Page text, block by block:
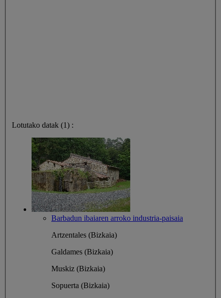
Lotutako datak (1) :
Barbadun ibaiaren arroko industria-paisaia
Artzentales (Bizkaia)
Galdames (Bizkaia)
Muskiz (Bizkaia)
Sopuerta (Bizkaia)